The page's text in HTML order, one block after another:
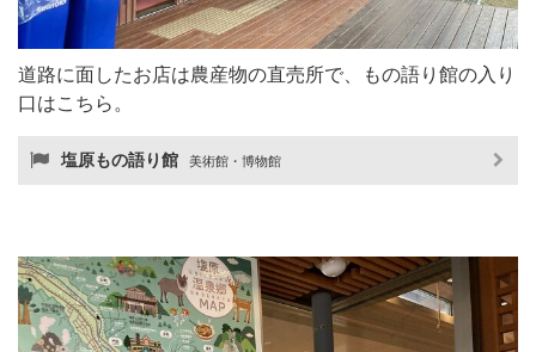
道路に面したお店は農産物の直売所で、もの語り館の入り
口はこちら。
塩原もの語り館 美術館・博物館